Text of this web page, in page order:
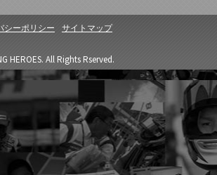
シーポリシー サイトマップ
HEROES. All Rights Rserved.